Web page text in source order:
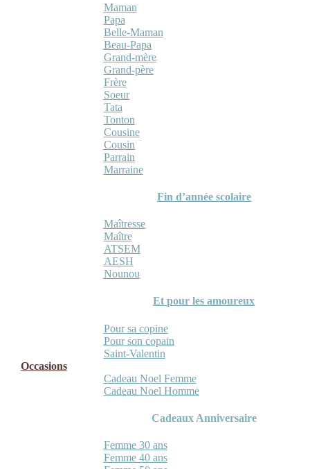
Maman
Papa
Belle-Maman
Beau-Papa
Grand-mère
Grand-père
Frère
Soeur
Tata
Tonton
Cousine
Cousin
Parrain
Marraine
Fin d’année scolaire
Maîtresse
Maître
ATSEM
AESH
Nounou
Et pour les amoureux
Pour sa copine
Pour son copain
Saint-Valentin
Occasions
Cadeau Noel Femme
Cadeau Noel Homme
Cadeaux Anniversaire
Femme 30 ans
Femme 40 ans